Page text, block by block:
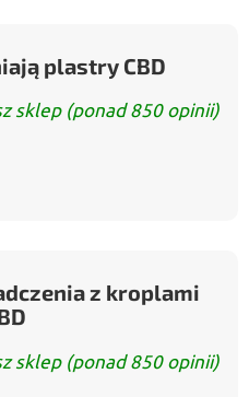
plastry CBD
sklep (ponad 850 opinii)
z kroplami
sklep (ponad 850 opinii)